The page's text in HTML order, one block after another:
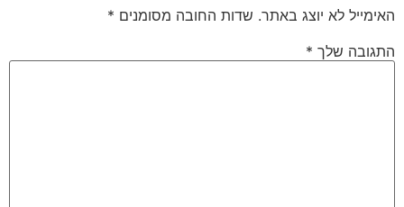
האימייל לא יוצג באתר. שדות החובה מסומנים *
התגובה שלך *